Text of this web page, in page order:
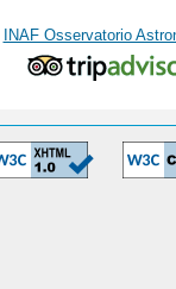
INAF Osservatorio